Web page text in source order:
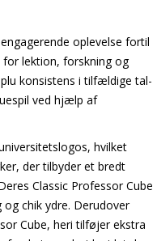
oplevelse fortil
for lektion, forskning og
konsistens i tilfældige tal-
ved hjælp af
hvilket
der tilbyder et bredt
Classic Professor Cube
chik ydre. Derudover
Cube, heri tilføjer ekstra